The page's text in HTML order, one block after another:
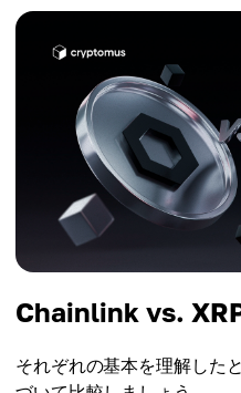
Chainlink vs.
それぞれの基本を理解した